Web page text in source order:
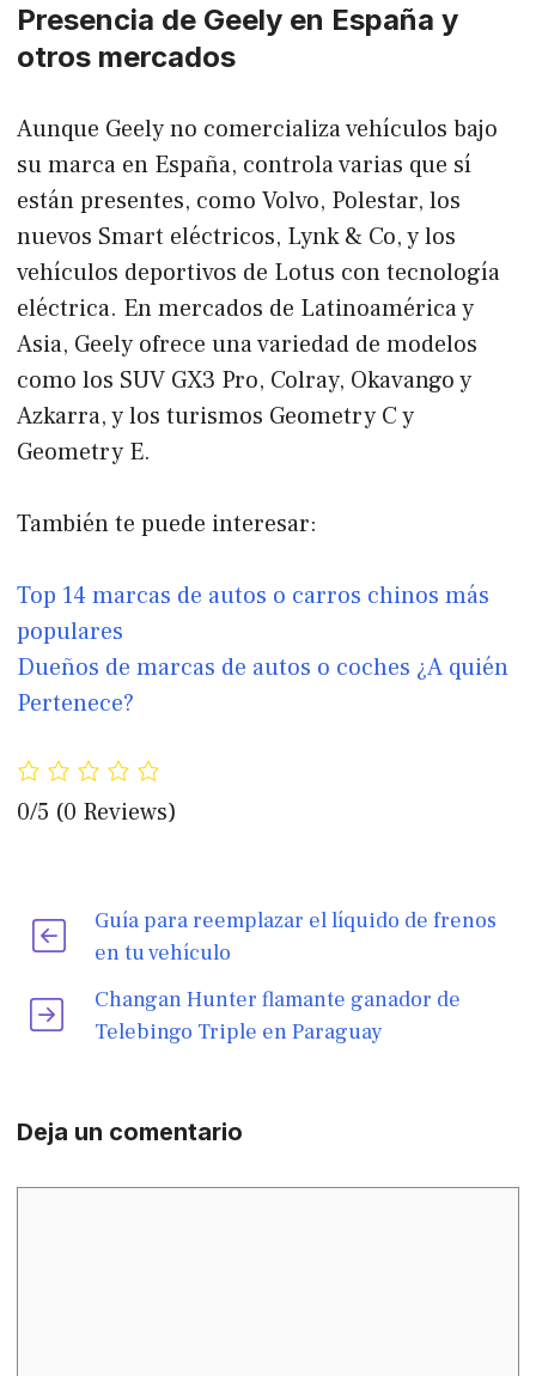
Presencia de Geely en España y
otros mercados
Aunque Geely no comercializa vehículos bajo
su marca en España, controla varias que sí
están presentes, como Volvo, Polestar, los
nuevos Smart eléctricos, Lynk & Co, y los
vehículos deportivos de Lotus con tecnología
eléctrica. En mercados de Latinoamérica y
Asia, Geely ofrece una variedad de modelos
como los SUV GX3 Pro, Colray, Okavango y
Azkarra, y los turismos Geometry C y
Geometry E.
También te puede interesar:
Top 14 marcas de autos o carros chinos más
populares
Dueños de marcas de autos o coches ¿A quién
Pertenece?
0/5 (0 Reviews)
Guía para reemplazar el líquido de frenos
en tu vehículo
Changan Hunter flamante ganador de
Telebingo Triple en Paraguay
Deja un comentario